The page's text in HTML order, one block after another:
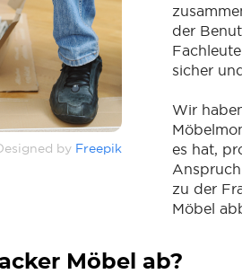
der
sicher
Wir
es hat,
zu der
Möbel
by Freepik
Möbel ab?